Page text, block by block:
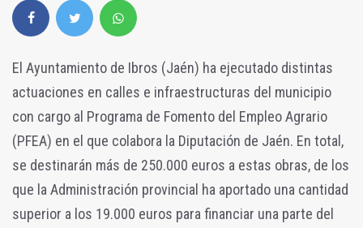
El Ayuntamiento de Ibros (Jaén) ha ejecutado distintas
actuaciones en calles e infraestructuras del municipio
con cargo al Programa de Fomento del Empleo Agrario
(PFEA) en el que colabora la Diputación de Jaén. En total,
se destinarán más de 250.000 euros a estas obras, de los
que la Administración provincial ha aportado una cantidad
superior a los 19.000 euros para financiar una parte del